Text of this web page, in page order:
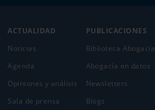
ACTUALIDAD
Noticias
Agenda
Opiniones y análisis
Sala de prensa
PUBLICACIONES
Biblioteca Abogacía
Abogacía en datos
Newsletters
Blogs